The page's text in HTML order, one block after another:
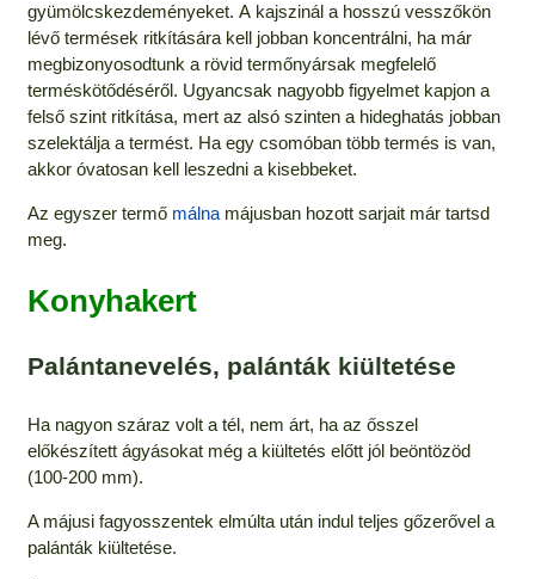
gyümölcskezdeményeket. A kajszinál a hosszú vesszőkön
lévő termések ritkítására kell jobban koncentrálni, ha már
megbizonyosodtunk a rövid termőnyársak megfelelő
terméskötődéséről. Ugyancsak nagyobb figyelmet kapjon a
felső szint ritkítása, mert az alsó szinten a hideghatás jobban
szelektálja a termést. Ha egy csomóban több termés is van,
akkor óvatosan kell leszedni a kisebbeket.
Az egyszer termő málnamájusban hozott sarjait már tartsd
meg.
Konyhakert
Palántanevelés, palánták kiültetése
Ha nagyon száraz volt a tél, nem árt, ha az ősszel
előkészített ágyásokat még a kiültetés előtt jól beöntözöd
(100-200 mm).
A májusi fagyosszentek elmúlta után indul teljes gőzerővel a
palánták kiültetése.